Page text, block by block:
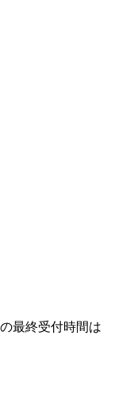
最終受付時間は